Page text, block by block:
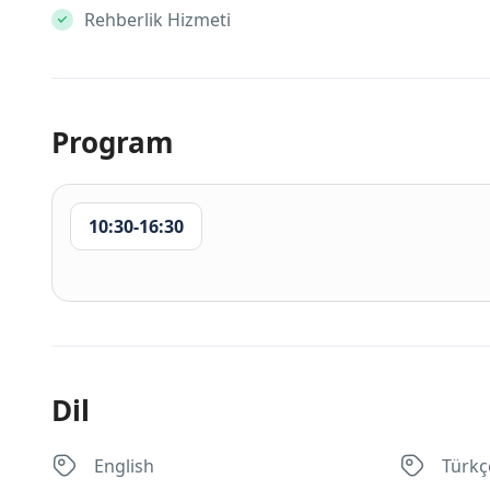
Rehberlik Hizmeti
Program
10:30-16:30
Dil
English